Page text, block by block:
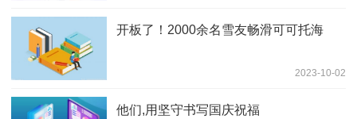
开板了！2000余名雪友畅滑可可托海
2023-10-02
他们,用坚守书写国庆祝福